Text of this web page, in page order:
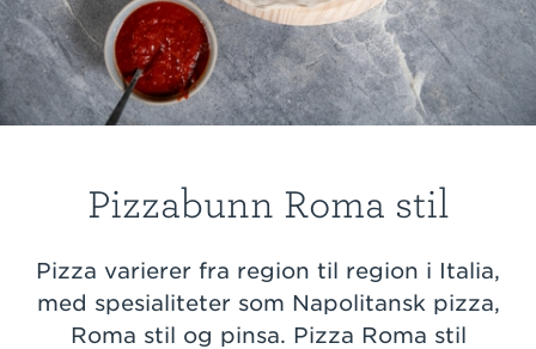
Pizzabunn Roma stil
Pizza varierer fra region til region i Italia,
med spesialiteter som Napolitansk pizza,
Roma stil og pinsa. Pizza Roma stil